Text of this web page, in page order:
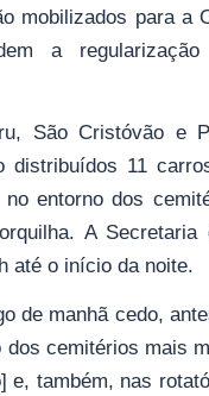
mobilizados para a
a
São Cristóvão e
11
entorno dos
A Secretaria
até o início da noite.
de manhã cedo,
cemitérios mais
e, também, nas